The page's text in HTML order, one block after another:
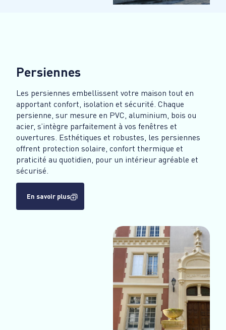
Persiennes
Les persiennes embellissent votre maison tout en
apportant confort, isolation et sécurité. Chaque
persienne, sur mesure en PVC, aluminium, bois ou
acier, s’intègre parfaitement à vos fenêtres et
ouvertures. Esthétiques et robustes, les persiennes
offrent protection solaire, confort thermique et
praticité au quotidien, pour un intérieur agréable et
sécurisé.
En savoir plus